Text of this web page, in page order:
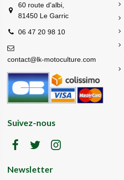
60 route d'albi,
81450 Le Garric
06 47 20 98 10
contact@lk-motoculture.com
Suivez-nous
Newsletter